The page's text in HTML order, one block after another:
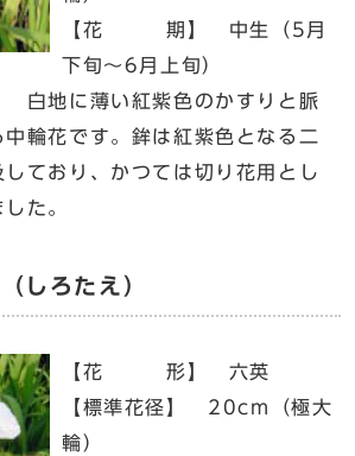
【花 期】 中生（5月
下旬～6月上旬）
に薄い紅紫色のかすりと脈
輪花です。鉾は紅紫色となる二
ており、かつては切り花用とし
た。
しろたえ）
【花 形】 六英
【標準花径】 20cm（極大
輪）